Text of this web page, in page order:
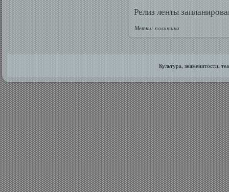
Релиз ленты
Метки: политика
Культура, знаменитοсти,